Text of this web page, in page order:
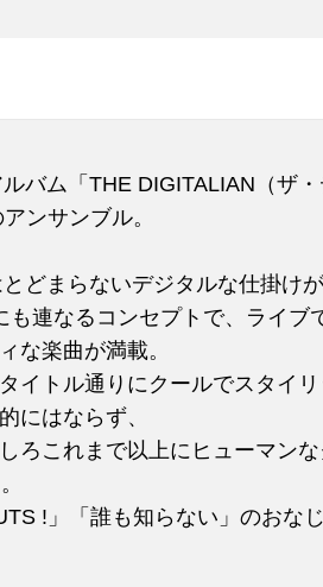
バム「THE DIGITALIAN（ザ・
ンサンブル。
どまらないデジタルな仕掛けが
連なるコンセプトで、ライブ
な楽曲が満載。
イトル通りにクールでスタイ
にはならず、
ろこれまで以上にヒューマン
!」「誰も知らない」のおな